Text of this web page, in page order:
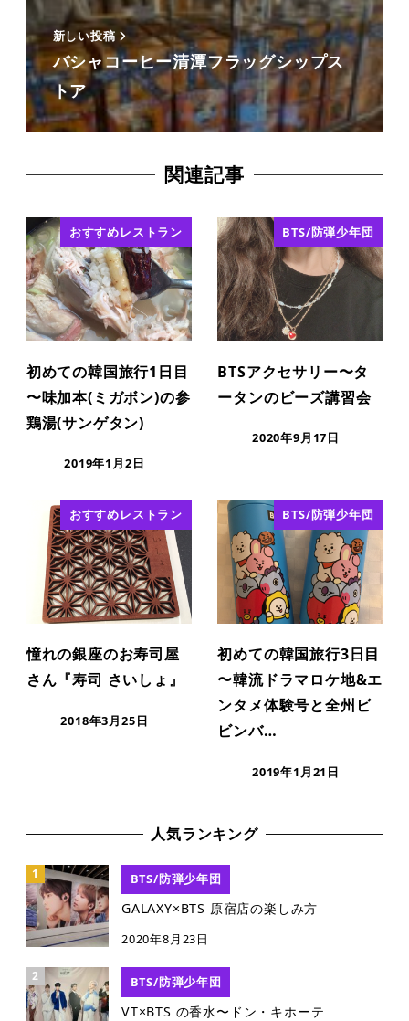
新しい投稿
バシャコーヒー清潭フラッグシップス
トア
関連記事
おすすめレストラン
初めての韓国旅行1日目
〜味加本(ミガボン)の参
鶏湯(サンゲタン)
2019年1月2日
BTS/防弾少年団
BTSアクセサリー〜タ
ータンのビーズ講習会
2020年9月17日
おすすめレストラン
憧れの銀座のお寿司屋
さん『寿司 さいしょ』
2018年3月25日
BTS/防弾少年団
初めての韓国旅行3日目
〜韓流ドラマロケ地&エ
ンタメ体験号と全州ビ
ビンバ…
2019年1月21日
人気ランキング
BTS/防弾少年団
GALAXY×BTS 原宿店の楽しみ方
2020年8月23日
BTS/防弾少年団
VT×BTS の香水〜ドン・キホーテ